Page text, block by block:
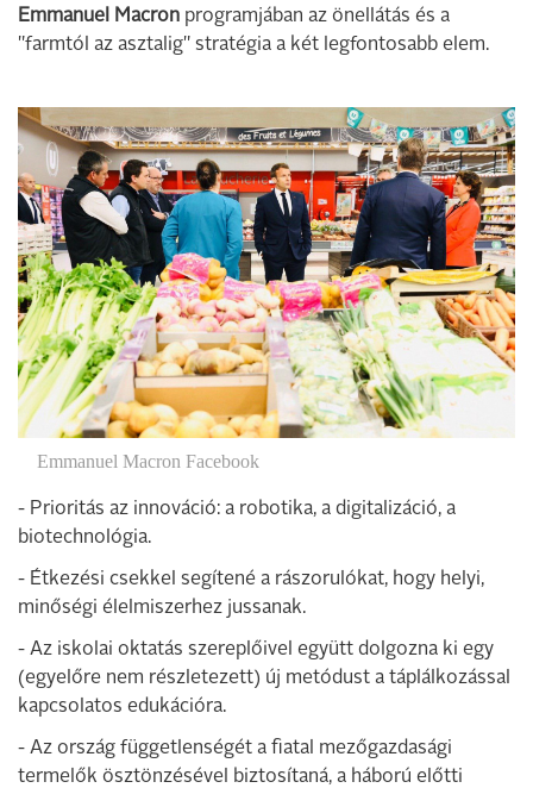
Emmanuel Macron programjában az önellátás és a
"farmtól az asztalig" stratégia a két legfontosabb elem.
Emmanuel Macron Facebook
- Prioritás az innováció: a robotika, a digitalizáció, a
biotechnológia.
- Étkezési csekkel segítené a rászorulókat, hogy helyi,
minőségi élelmiszerhez jussanak.
- Az iskolai oktatás szereplőivel együtt dolgozna ki egy
(egyelőre nem részletezett) új metódust a táplálkozással
kapcsolatos edukációra.
- Az ország függetlenségét a fiatal mezőgazdasági
termelők ösztönzésével biztosítaná, a háború előtti